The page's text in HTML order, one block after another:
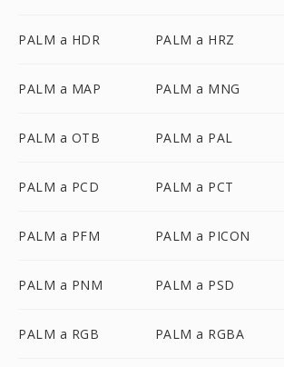
PALM a HDR PALM a HRZ
PALM a MAP PALM a MNG
PALM a OTB PALM a PAL
PALM a PCD PALM a PCT
PALM a PFM PALM a PICON
PALM a PNM PALM a PSD
PALM a RGB PALM a RGBA